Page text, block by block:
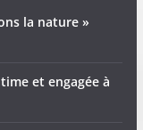
la nature »
et engagée à